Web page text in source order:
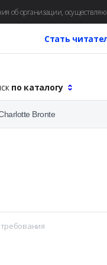
об организации,
Стать
по каталогу